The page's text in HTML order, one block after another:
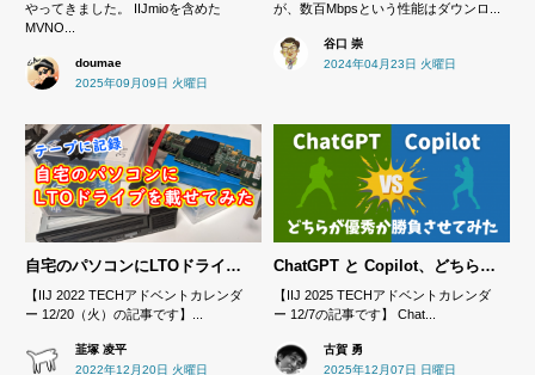
やってきました。 IIJmioを含めた
MVNO...
doumae
2025年09月09日 火曜日
が、数百Mbpsという性能はダウンロ...
谷口 崇
2024年04月23日 火曜日
自宅のパソコンにLTOドライブを載せてみた
【IIJ 2022 TECHアドベントカレンダ
ー 12/20（火）の記事です】...
韮塚 凌平
2022年12月20日 火曜日
ChatGPT と Copilot、どちらが優秀か勝負させてみた
【IIJ 2025 TECHアドベントカレンダ
ー 12/7の記事です】 Chat...
古賀 勇
2025年12月07日 日曜日